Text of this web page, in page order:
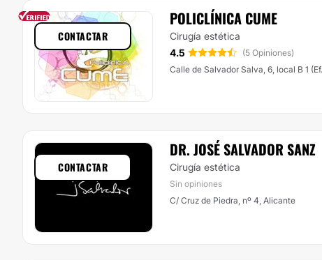
POLICLÍNICA CUME
Cirugía estética
4.5
(5 Opiniones)
Calle de Salvador
CONTACTAR
DR. JOSÉ SALVADOR SANZ
Cirugía estética
Sin opiniones
C/ Cruz de Piedra, nº 4, Alicante
CONTACTAR